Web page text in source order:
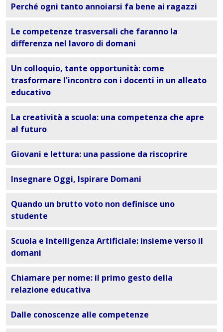
Perché ogni tanto annoiarsi fa bene ai ragazzi
Le competenze trasversali che faranno la
differenza nel lavoro di domani
Un colloquio, tante opportunità: come
trasformare l'incontro con i docenti in un alleato
educativo
La creatività a scuola: una competenza che apre
al futuro
Giovani e lettura: una passione da riscoprire
Insegnare Oggi, Ispirare Domani
Quando un brutto voto non definisce uno
studente
Scuola e Intelligenza Artificiale: insieme verso il
domani
Chiamare per nome: il primo gesto della
relazione educativa
Dalle conoscenze alle competenze